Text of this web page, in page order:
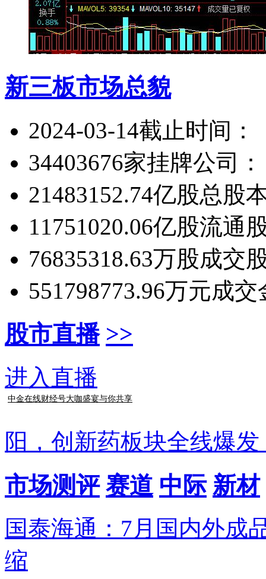
新三板市场总貌
2024-03-14截止时间：
34403676家挂牌公司：
21483152.74亿股总股
11751020.06亿股流通
76835318.63万股成交
551798773.96万元成交
股市直播 >>
进入直播
中金在线财经号大咖盛宴与你共享
阳，创新药板块全线爆
市场测评 赛道 中际 新材
国泰海通：7月国内外成
缩